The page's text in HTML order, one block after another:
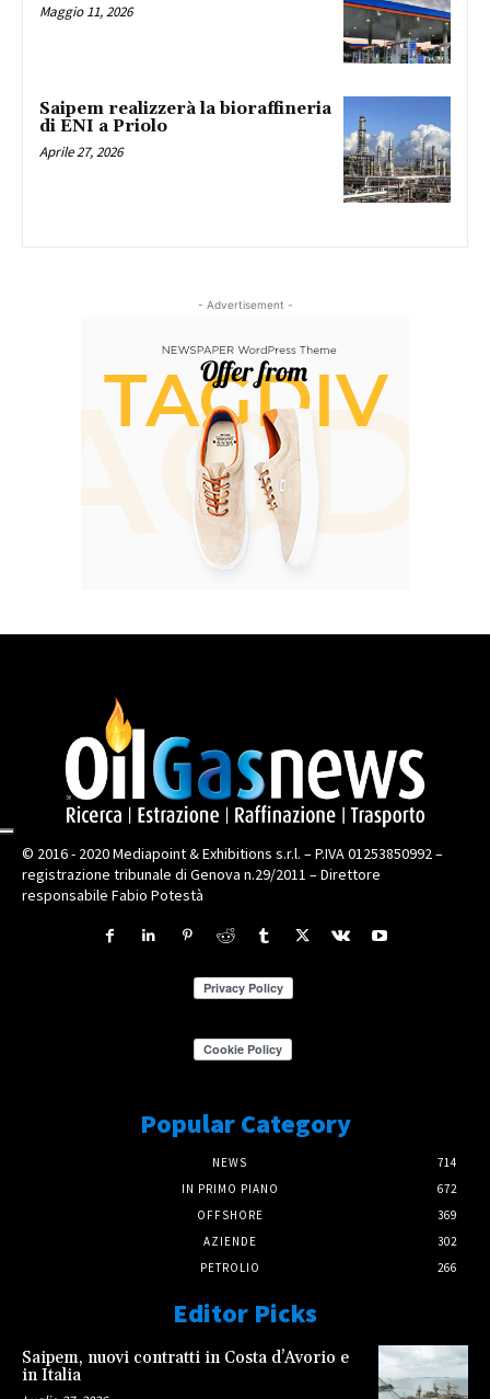
Maggio 11, 2026
Saipem realizzerà la bioraffineria
di ENI a Priolo
Aprile 27, 2026
- Advertisement -
© 2016 - 2020 Mediapoint & Exhibitions s.r.l. – P.IVA 01253850992 –
registrazione tribunale di Genova n.29/2011 – Direttore
responsabile Fabio Potestà
Popular Category
NEWS
714
IN PRIMO PIANO
672
OFFSHORE
369
AZIENDE
302
PETROLIO
266
Editor Picks
Saipem, nuovi contratti in Costa d’Avorio e
in Italia